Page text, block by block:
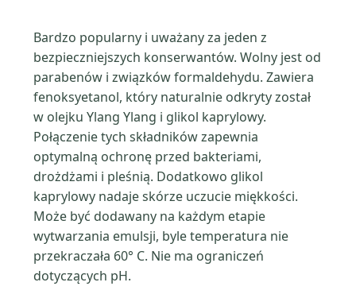
Bardzo popularny i uważany za jeden z
bezpieczniejszych konserwantów. Wolny jest od
parabenów i związków formaldehydu. Zawiera
fenoksyetanol, który naturalnie odkryty został
w olejku Ylang Ylang i glikol kaprylowy.
Połączenie tych składników zapewnia
optymalną ochronę przed bakteriami,
drożdżami i pleśnią. Dodatkowo glikol
kaprylowy nadaje skórze uczucie miękkości.
Może być dodawany na każdym etapie
wytwarzania emulsji, byle temperatura nie
przekraczała 60° C. Nie ma ograniczeń
dotyczących pH.